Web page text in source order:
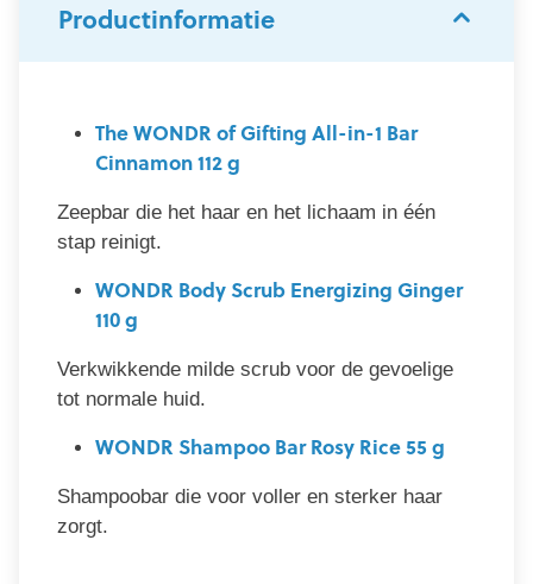
Productinformatie
The WONDR of Gifting All-in-1 Bar
Cinnamon 112 g
Zeepbar die het haar en het lichaam in één
stap reinigt.
WONDR Body Scrub Energizing Ginger
110 g
Verkwikkende milde scrub voor de gevoelige
tot normale huid.
WONDR Shampoo Bar Rosy Rice 55 g
Shampoobar die voor voller en sterker haar
zorgt.